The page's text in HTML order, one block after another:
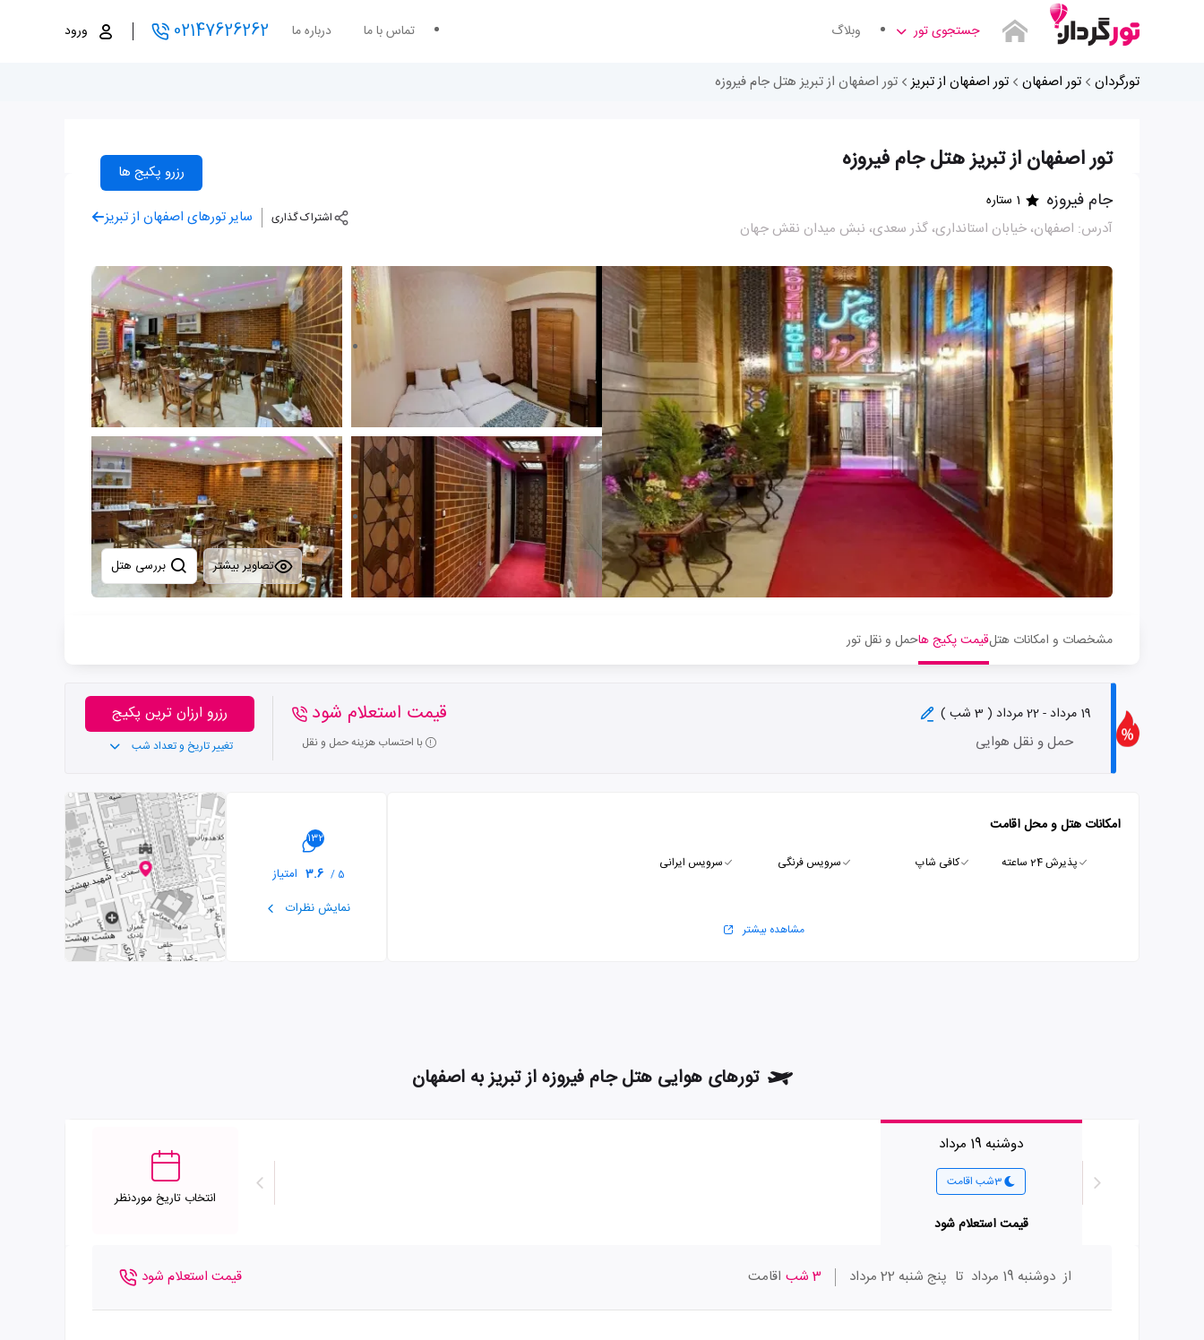
جستجوی تور وبلاگ تماس با ما درباره ما 02147626262 ورود
تورگردان تور اصفهان تور اصفهان از تبریز تور اصفهان از تبریز هتل جام فیروزه
تور اصفهان از تبریز هتل جام فیروزه رزرو پکیج ها
جام فیروزه 1 ستاره
آدرس: اصفهان، خیابان استانداری، گذر سعدی، نبش میدان نقش جهان
اشتراک گذاری سایر تورهای اصفهان از تبریز
تصاویر بیشتر
مشخصات و امکانات هتلقیمت پکیج هاحمل و نقل تور
19 مرداد - 22 مرداد ( 3 شب )
حمل و نقل هوایی
قیمت استعلام شود
با احتساب هزینه حمل و نقل
رزرو ارزان ترین پکیج
تغییر تاریخ و تعداد شب
امکانات هتل و محل اقامت
پذیرش 24 ساعته کافی شاپ سرویس فرنگی سرویس ایرانی
مشاهده بیشتر
132
5 /
3.6 امتیاز
نمایش نظرات
تورهای هوایی هتل جام فیروزه از تبریز به اصفهان
دوشنبه 19 مرداد
3شب اقامت
قیمت استعلام شود
انتخاب تاریخ موردنظر
از دوشنبه 19 مرداد تا پنج شنبه 22 مرداد 3 شب اقامت قیمت استعلام شود